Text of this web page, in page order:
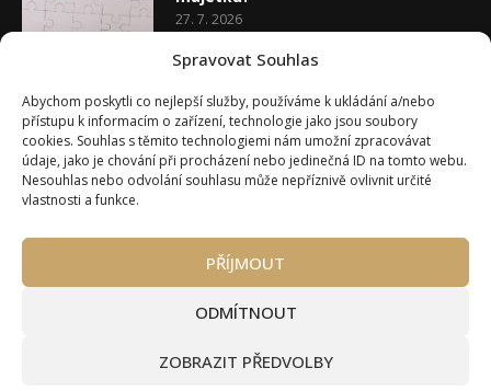
Spravovat Souhlas
Abychom poskytli co nejlepší služby, používáme k ukládání a/nebo
přístupu k informacím o zařízení, technologie jako jsou soubory
cookies. Souhlas s těmito technologiemi nám umožní zpracovávat
údaje, jako je chování při procházení nebo jedinečná ID na tomto webu.
Nesouhlas nebo odvolání souhlasu může nepříznivě ovlivnit určité
vlastnosti a funkce.
PŘÍJMOUT
ODMÍTNOUT
ZOBRAZIT PŘEDVOLBY
27. 7. 2026
20. 7. 2026
O Wealth Magazínu Můj účet
Kontakty
Máte zájem o spolupráci?
Pravidla používání webu wmag.cz
Ke stažení (partneři a autoři)